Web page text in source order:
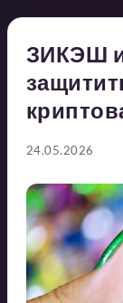
ЗИКЭШ и
24.05.2026